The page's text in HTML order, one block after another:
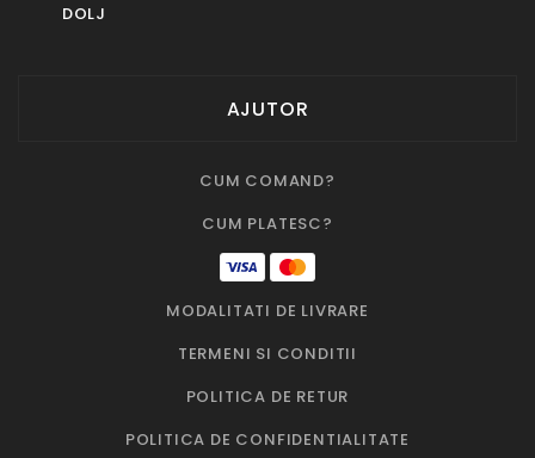
DOLJ
AJUTOR
CUM COMAND?
CUM PLATESC?
MODALITATI DE LIVRARE
TERMENI SI CONDITII
POLITICA DE RETUR
POLITICA DE CONFIDENTIALITATE